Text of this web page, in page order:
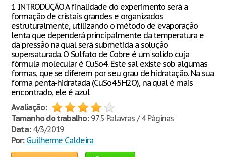
Blog
Contate-nos
1 INTRODUÇÃO A finalidade do experimento será a
formação de cristais grandes e organizados
estruturalmente, utilizando o método de evaporação
lenta que dependerá principalmente da temperatura e
da pressão na qual será submetida a solução
supersaturada. O Sulfato de Cobre é um solido cuja
fórmula molecular é CuSo4. Este sal existe sob algumas
formas, que se diferem por seu grau de hidratação. Na sua
forma penta-hidratada (CuSo4.5H2O), na qual é mais
encontrado, ele é azul
Avaliação:
Tamanho do trabalho:975 Palavras / 4 Páginas
Data:4/3/2019
Por: Guilherme Caldeira